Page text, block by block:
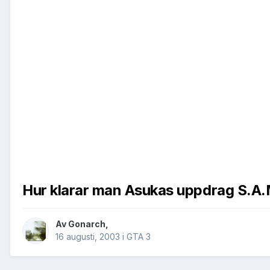
Hur klarar man Asukas uppdrag
Av Gonarch
16 augusti, 2003 i GTA 3